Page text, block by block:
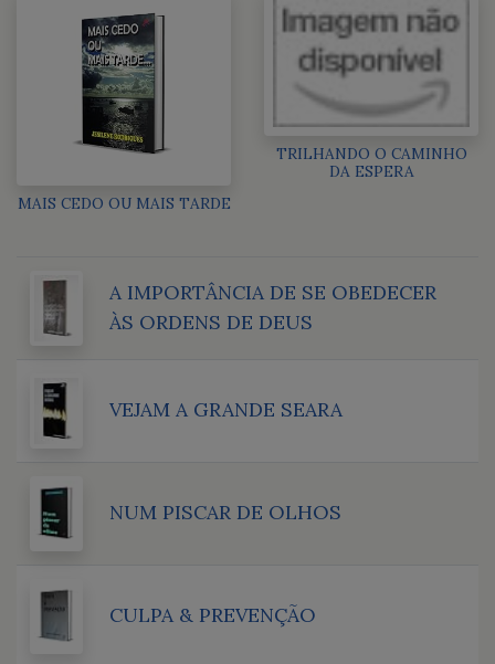
MAIS CEDO OU MAIS TARDE
TRILHANDO O CAMINHO
DA ESPERA
A IMPORTÂNCIA DE SE OBEDECER
ÀS ORDENS DE DEUS
VEJAM A GRANDE SEARA
NUM PISCAR DE OLHOS
CULPA & PREVENÇÃO